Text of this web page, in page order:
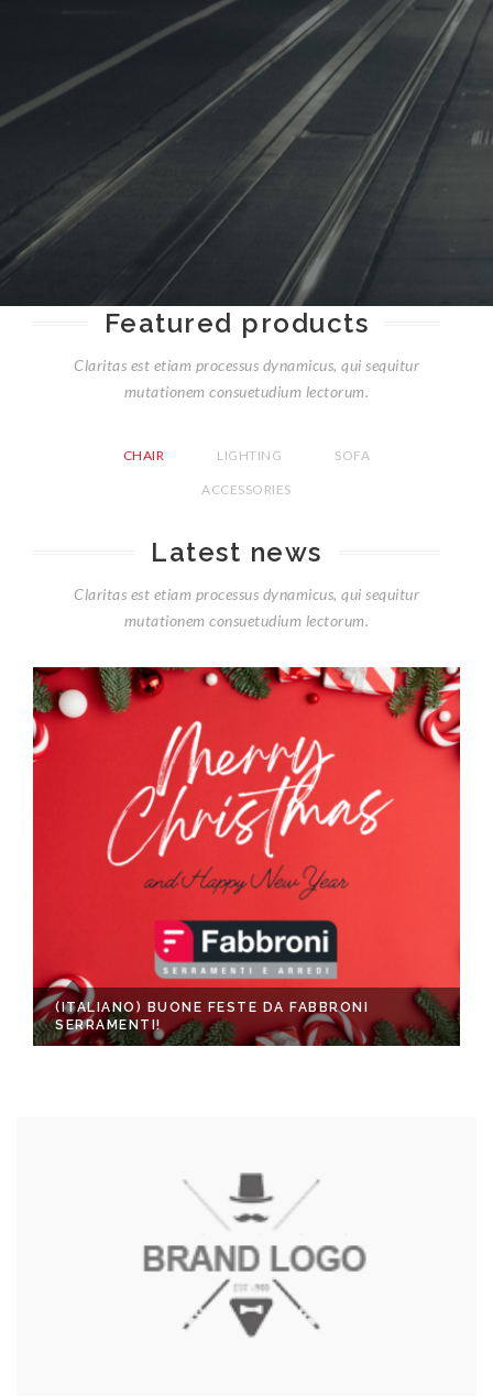
Featured products
Claritas est etiam processus dynamicus, qui sequitur
mutationem consuetudium lectorum.
CHAIR LIGHTING SOFA
ACCESSORIES
Latest news
Claritas est etiam processus dynamicus, qui sequitur
mutationem consuetudium lectorum.
(ITALIANO) BUONE FESTE DA FABBRONI
SERRAMENTI!